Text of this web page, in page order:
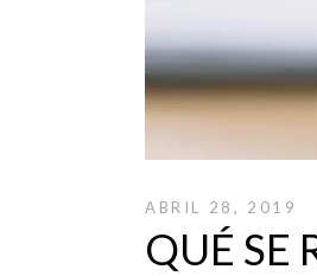
ABRIL 28, 2019
QUÉ SE